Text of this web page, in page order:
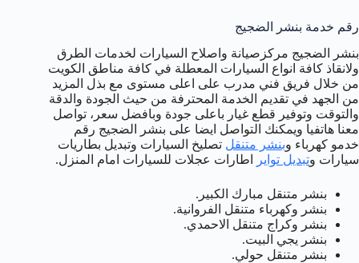
رقم خدمة بنشر الضجيج
بنشر الضجيج مركزصيانة واصلاح السيارات لخدمات الطرق
ولانقاذ كافة انواع السيارات المعطلة في كافة مناطق الكويت
من خلال فريق فني مدرب على اعلى مستوى مع بذل المزيد
من الجهد في تقديم الخدمة المحترفة من حيث الجودة والدقة
والتوقت وتوفير قطع غيار باعلى جودة وبافضل سعر، تواصل
معنا هاتفيا ويمكنك التواصل ايضا على بنشر الضجيج رقم
خدمو كهرباء وبنشر متنقل تصليخ السيارات وتبديل بطاريات
سيارات وتبديل تواير اطارات عجلات للسيارات امام المنزل.
بنشر متنقل مبارك الكبير.
بنشر وكهرباء متنقل الفروانية.
بنشر وكراج متنقل الاحمدي.
بنشر يجي البيت.
بنشر متنقل حولي.